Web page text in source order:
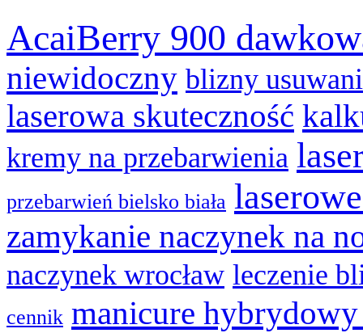
AcaiBerry 900
niewidoczny blizny
laserowa skuteczność
kremy na przebarwienia
przebarwień bielsko biała
zamykanie naczynek na
naczynek wrocław leczenie
cennik manicure